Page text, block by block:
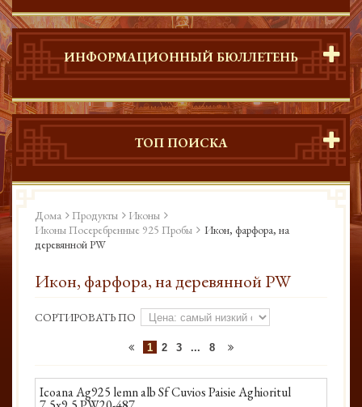
ИНФОРМАЦИОННЫЙ БЮЛЛЕТЕНЬ
ТОП ПОИСКА
Дома Продукты
Иконы
Иконы Посеребренные 925 Пробы
Икон, фарфора, на
деревянной PW
Икон, фарфора, на деревянной PW
СОРТИРОВАТЬ ПО
1 2 3 ... 8
Icoana Ag925 lemn alb Sf Cuvios Paisie Aghioritul